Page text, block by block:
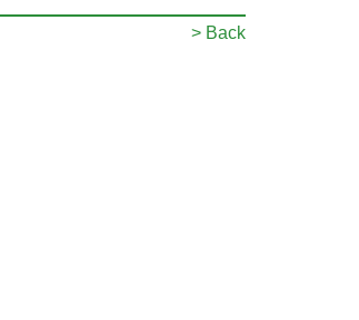
> Back